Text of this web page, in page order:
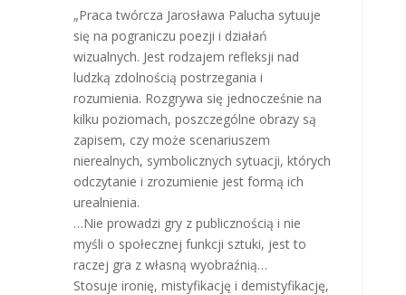
„Praca twórcza Jarosława Palucha sytuuje
się na pograniczu poezji i działań
wizualnych. Jest rodzajem refleksji nad
ludzką zdolnością postrzegania i
rozumienia. Rozgrywa się jednocześnie na
kilku poziomach, poszczególne obrazy są
zapisem, czy może scenariuszem
nierealnych, symbolicznych sytuacji, których
odczytanie i zrozumienie jest formą ich
urealnienia.
…Nie prowadzi gry z publicznością i nie
myśli o społecznej funkcji sztuki, jest to
raczej gra z własną wyobraźnią…
Stosuje ironię, mistyfikację i demistyfikację,